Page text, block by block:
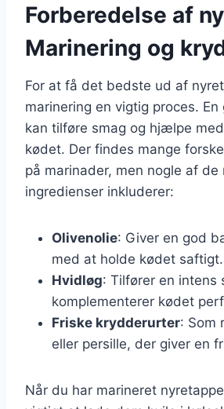
Forberedelse af
Marinering og
For at få det bedste ud af
marinering en vigtig proces.
kan tilføre smag og hjælpe
kødet. Der findes mange
på marinader, men nogle af
ingredienser inkluderer:
Olivenolie: Giver en god
med at holde kødet saftigt.
Hvidløg: Tilfører en intens
komplementerer kødet
Friske krydderurter: Som
eller persille, der giver en
Når du har marineret